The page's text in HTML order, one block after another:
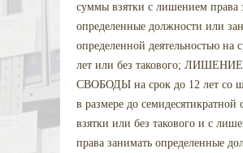
суммы взятки с лишением права
определенные должности или
определенной деятельностью на
лет или без такового; ЛИШЕНИЕ
СВОБОДЫ на срок до 12 лет со
в размере до семидесятикратной
взятки или без такового и с
права занимать определенные